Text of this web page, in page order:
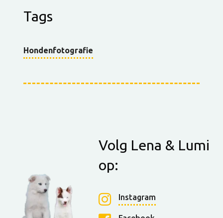
Tags
Hondenfotografie
Volg Lena & Lumi
op:
Instagram